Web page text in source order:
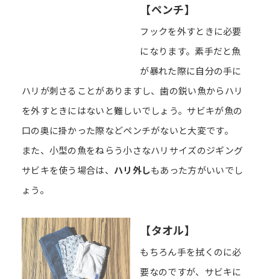
【ペンチ】
フックを外すときに必要
になります。素手だと魚
が暴れた際に自分の手に
ハリが刺さることがありますし、歯の鋭い魚からハリ
を外すときにはないと難しいでしょう。サビキが魚の
口の奥に掛かった際などペンチがないと大変です。
また、小型の魚をねらう小さなハリサイズのジギング
サビキを使う場合は、 ハリ外しもあった方がいいでし
ょう。
【タオル】
もちろん手を拭くのに必
要なのですが、サビキに